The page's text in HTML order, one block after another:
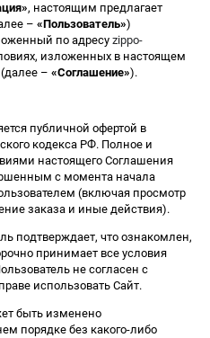
, настоящим предлагает
– «Пользователь»)
по адресу zippo-
изложенных в настоящем
– «Соглашение»).
публичной офертой в
кодекса РФ. Полное и
настоящего Соглашения
с момента начала
(включая просмотр
заказа и иные действия).
подтверждает, что ознакомлен,
принимает все условия
не согласен с
использовать Сайт.
быть изменено
порядке без какого-либо